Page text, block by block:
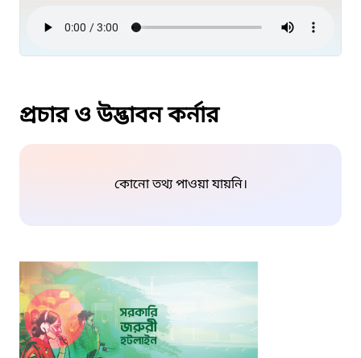
প্রচার ও উদ্ভাবন কর্নার
কোনো তথ্য পাওয়া যায়নি।